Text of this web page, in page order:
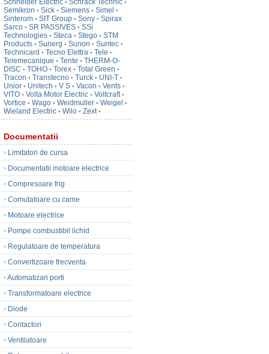
Schneider Electric • Schrack Technic •
Semikron • Sick • Siemens • Simel •
Sinterom • SIT Group • Sony • Spirax
Sarco • SR PASSIVES • SSi
Technologies • Steca • Stego • STM
Products • Sunerg • Sunon • Suntec •
Technicard • Tecno Elettra • Tele •
Telemecanique • Tente • THERM-O-
DISC • TOHO • Torex • Total Green •
Tracon • Transtecno • Turck • UNI-T •
Unior • Unitech • V S • Vacon • Vents •
VITO • Volta Motor Electric • Voltcraft •
Vortice • Wago • Weidmuller • Weigel •
Wieland Electric • Wilo • Zext •
Documentatii
• Limitatori de cursa
• Documentatii motoare electrice
• Compresoare frig
• Comutatoare cu came
• Motoare electrice
• Pompe combustibil lichid
• Regulatoare de temperatura
• Convertizoare frecventa
•Automatizari porti
• Transformatoare electrice
• Diode
• Contactori
• Ventilatoare